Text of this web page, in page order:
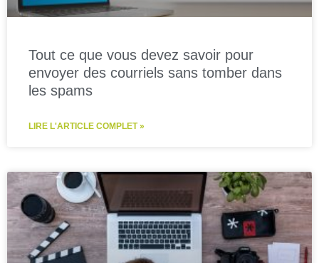
Tout ce que vous devez savoir pour
envoyer des courriels sans tomber dans
les spams
LIRE L'ARTICLE COMPLET »